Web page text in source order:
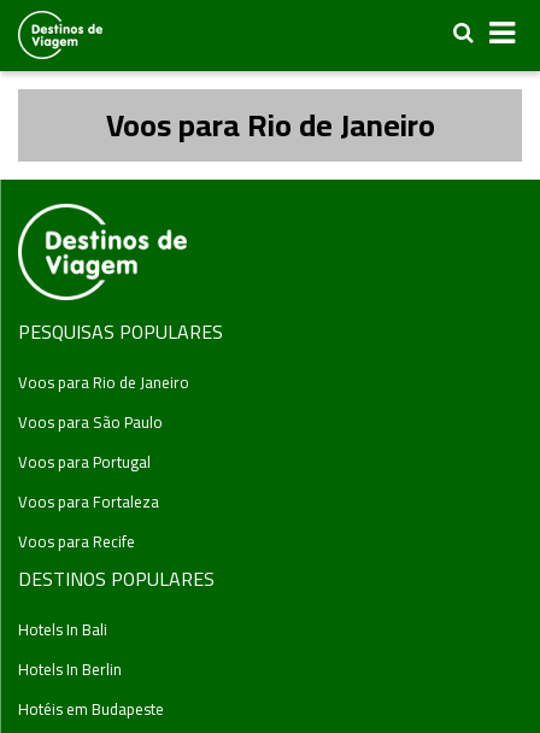
Voos para Rio de Janeiro
PESQUISAS POPULARES
Voos para Rio de Janeiro
Voos para São Paulo
Voos para Portugal
Voos para Fortaleza
Voos para Recife
DESTINOS POPULARES
Hotels In Bali
Hotels In Berlin
Hotéis em Budapeste